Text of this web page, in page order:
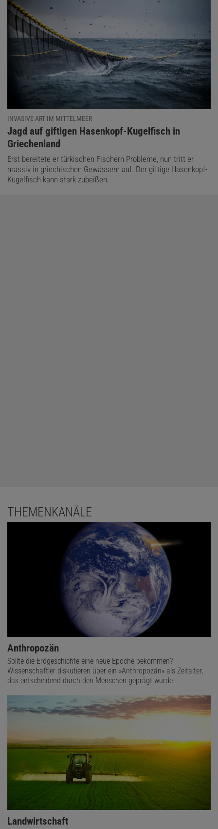
INVASIVE ART IM MITTELMEER
:
Jagd auf giftigen Hasenkopf-Kugelfisch in
Griechenland
Erst bereitete er türkischen Fischern Probleme, nun tritt er
massiv in griechischen Gewässern auf. Der giftige Hasenkopf-
Kugelfisch kann stark zubeißen.
THEMENKANÄLE
Anthropozän
Sollte die Erdgeschichte eine neue Epoche bekommen?
Wissenschaftler diskutieren über ein »Anthropozän« als Zeitalter,
das entscheidend durch den Menschen geprägt wurde.
Landwirtschaft